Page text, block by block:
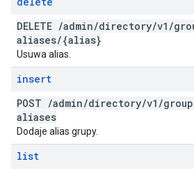
DELETE /admin/directory/v1 /
aliases/{alias}
Usuwa alias.
insert
POST /admin/directory/v1 /
aliases
Dodaje alias grupy.
list